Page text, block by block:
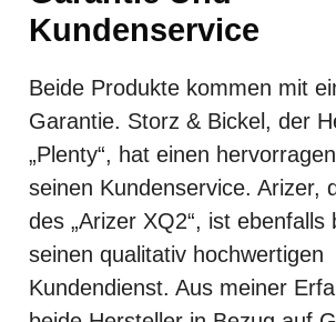
Kundenservice
Beide Produkte kommen mit
Garantie. Storz & Bickel, der
„Plenty“, hat einen
seinen Kundenservice. Arizer,
des „Arizer XQ2“, ist ebenfalls
seinen qualitativ hochwertigen
Kundendienst. Aus meiner